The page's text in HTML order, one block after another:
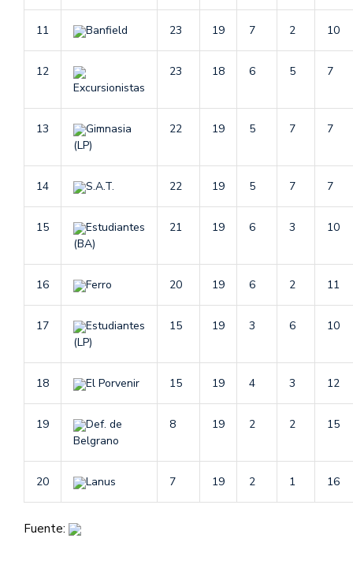
11 Banfield 23 19 7 2 10
12
Excursionistas
23 18 6 5 7
13
Gimnasia
(LP)
22 19 5 7 7
14 S.A.T. 22 19 5 7 7
15
Estudiantes
(BA)
21 19 6 3 10
16 Ferro 20 19 6 2 11
17
Estudiantes
(LP)
15 19 3 6 10
18 El Porvenir 15 19 4 3 12
19
Def. de
Belgrano
8 19 2 2 15
20 Lanus 7 19 2 1 16
Fuente: